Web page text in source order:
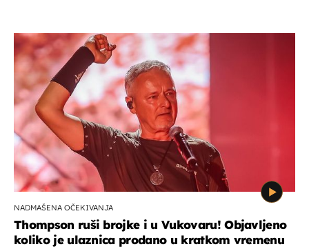
NADMAŠENA OČEKIVANJA
Thompson ruši brojke i u Vukovaru! Objavljeno
koliko je ulaznica prodano u kratkom vremenu